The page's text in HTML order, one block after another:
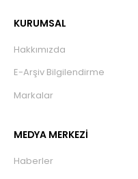
KURUMSAL
Hakkımızda
E-Arşiv Bilgilendirme
Markalar
MEDYA MERKEZİ
Haberler